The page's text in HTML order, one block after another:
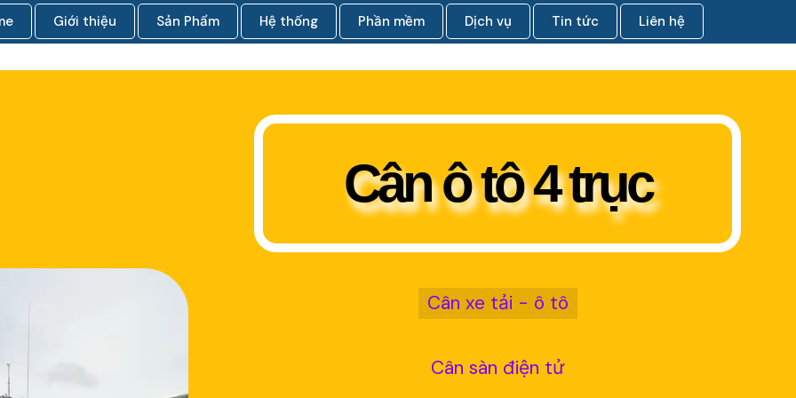
Giới thiệu Sản Phẩm Hệ thống Phần mềm Dịch vụ Tin tức Liên hệ
Cân ô tô 4 trục
Cân xe tải - ô tô
Cân sàn điện tử